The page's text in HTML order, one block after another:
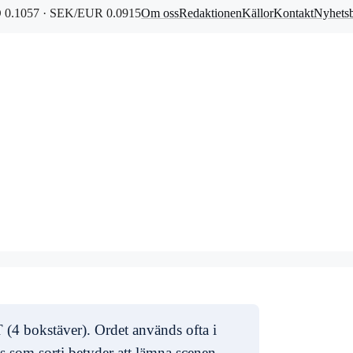
· SEK/EUR 0.0915Om ossRedaktionenKällorKontakt
(4 bokstäver). Ordet används ofta i